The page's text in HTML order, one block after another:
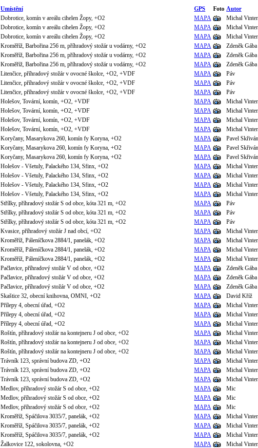
Umístění GPS Foto Autor
Dobrotice, komín v areálu cihelen Žopy, +O2 MAPA
Michal Vinter
Dobrotice, komín v areálu cihelen Žopy, +O2 MAPA
Michal Vinter
Dobrotice, komín v areálu cihelen Žopy, +O2 MAPA
Michal Vinter
Kroměříž, Barbořina 256 m, příhradový stožár u vodárny, +O2 MAPA
Zdeněk Gába
Kroměříž, Barbořina 256 m, příhradový stožár u vodárny, +O2 MAPA
Zdeněk Gába
Kroměříž, Barbořina 256 m, příhradový stožár u vodárny, +O2 MAPA
Zdeněk Gába
Litenčice, příhradový stožár v ovocné školce, +O2, +VDF MAPA
Páv
Litenčice, příhradový stožár v ovocné školce, +O2, +VDF MAPA
Páv
Litenčice, příhradový stožár v ovocné školce, +O2, +VDF MAPA
Páv
Holešov, Tovární, komín, +O2, +VDF MAPA
Michal Vinter
Holešov, Tovární, komín, +O2, +VDF MAPA
Michal Vinter
Holešov, Tovární, komín, +O2, +VDF MAPA
Michal Vinter
Holešov, Tovární, komín, +O2, +VDF MAPA
Michal Vinter
Koryčany, Masarykova 260, komín fy Koryna, +O2 MAPA
Pavel
Koryčany, Masarykova 260, komín fy Koryna, +O2 MAPA
Pavel
Koryčany, Masarykova 260, komín fy Koryna, +O2 MAPA
Pavel
Holešov - Všetuly, Palackého 134, Sfinx, +O2 MAPA
Michal Vinter
Holešov - Všetuly, Palackého 134, Sfinx, +O2 MAPA
Michal Vinter
Holešov - Všetuly, Palackého 134, Sfinx, +O2 MAPA
Michal Vinter
Holešov - Všetuly, Palackého 134, Sfinx, +O2 MAPA
Michal Vinter
Střílky, příhradový stožár S od obce, kóta 321 m, +O2 MAPA
Páv
Střílky, příhradový stožár S od obce, kóta 321 m, +O2 MAPA
Páv
Střílky, příhradový stožár S od obce, kóta 321 m, +O2 MAPA
Páv
Kvasice, příhradový stožár J nad obcí, +O2 MAPA
Michal Vinter
Kroměříž, Páleníčkova 2884/1, panelák, +O2 MAPA
Michal Vinter
Kroměříž, Páleníčkova 2884/1, panelák, +O2 MAPA
Michal Vinter
Kroměříž, Páleníčkova 2884/1, panelák, +O2 MAPA
Michal Vinter
Pačlavice, příhradový stožár V od obce, +O2 MAPA
Zdeněk Gába
Pačlavice, příhradový stožár V od obce, +O2 MAPA
Zdeněk Gába
Pačlavice, příhradový stožár V od obce, +O2 MAPA
Zdeněk Gába
Skaštice 32, obecní knihovna, OMNI, +O2 MAPA
David Kříž
Přílepy 4, obecní úřad, +O2 MAPA
Michal Vinter
Přílepy 4, obecní úřad, +O2 MAPA
Michal Vinter
Přílepy 4, obecní úřad, +O2 MAPA
Michal Vinter
Roštín, příhradový stožár na kontejneru J od obce, +O2 MAPA
Michal Vinter
Roštín, příhradový stožár na kontejneru J od obce, +O2 MAPA
Michal Vinter
Roštín, příhradový stožár na kontejneru J od obce, +O2 MAPA
Michal Vinter
Trávník 123, správní budova ZD, +O2 MAPA
Michal Vinter
Trávník 123, správní budova ZD, +O2 MAPA
Michal Vinter
Trávník 123, správní budova ZD, +O2 MAPA
Michal Vinter
Medlov, příhradový stožár S od obce, +O2 MAPA
Mic
Medlov, příhradový stožár S od obce, +O2 MAPA
Mic
Medlov, příhradový stožár S od obce, +O2 MAPA
Mic
Kroměříž, Spáčilova 3035/7, panelák, +O2 MAPA
Michal Vinter
Kroměříž, Spáčilova 3035/7, panelák, +O2 MAPA
Michal Vinter
Kroměříž, Spáčilova 3035/7, panelák, +O2 MAPA
Michal Vinter
Žalkovice 122, sokolovna, +O2 MAPA
Michal Vinter